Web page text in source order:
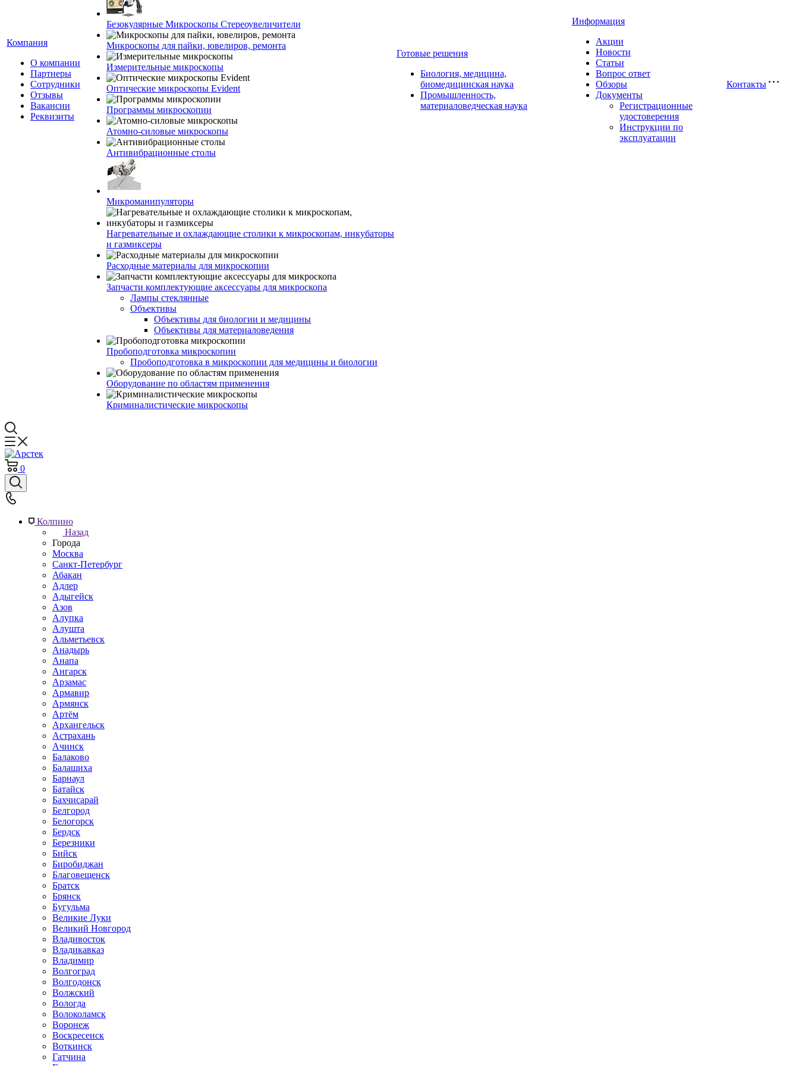
Компания
О компании
Партнеры
Сотрудники
Отзывы
Вакансии
Реквизиты
Безокулярные Микроскопы Стереоувеличители
Микроскопы для пайки, ювелиров, ремонта
Измерительные микроскопы
Оптические микроскопы Evident
Программы микроскопии
Атомно-силовые микроскопы
Антивибрационные столы
Микроманипуляторы
Нагревательные и охлаждающие столики к микроскопам, инкубаторы
и газмиксеры
Расходные материалы для микроскопии
Запчасти комплектующие аксессуары для микроскопа
Лампы стеклянные
Объективы
Объективы для биологии и медицины
Объективы для материаловедения
Пробоподготовка микроскопии
Пробоподготовка в микроскопии для медицины и биологии
Оборудование по областям применения
Криминалистические микроскопы
Готовые решения
Биология, медицина,
биомедицинская наука
Промышленность,
материаловедческая наука
Информация
Акции
Новости
Статьи
Вопрос ответ
Обзоры
Документы
Регистрационные
удостоверения
Инструкции по
эксплуатации
Контакты
0
Колпино
Назад
Города
Москва
Санкт-Петербург
Абакан
Адлер
Адыгейск
Азов
Алупка
Алушта
Альметьевск
Анадырь
Анапа
Ангарск
Арзамас
Армавир
Армянск
Артём
Архангельск
Астрахань
Ачинск
Балаково
Балашиха
Барнаул
Батайск
Бахчисарай
Белгород
Белогорск
Бердск
Березники
Бийск
Биробиджан
Благовещенск
Братск
Брянск
Бугульма
Великие Луки
Великий Новгород
Владивосток
Владикавказ
Владимир
Волгоград
Волгодонск
Волжский
Вологда
Волоколамск
Воронеж
Воскресенск
Воткинск
Гатчина